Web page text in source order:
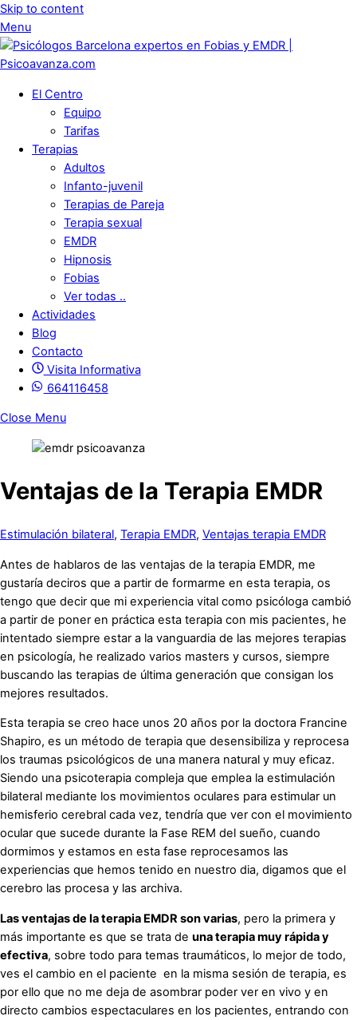
Skip to content
Menu
El Centro
Equipo
Tarifas
Terapias
Adultos
Infanto-juvenil
Terapias de Pareja
Terapia sexual
EMDR
Hipnosis
Fobias
Ver todas ..
Actividades
Blog
Contacto
Visita Informativa
664116458
Close Menu
Ventajas de la Terapia EMDR
Estimulación bilateral, Terapia EMDR, Ventajas terapia EMDR
Antes de hablaros de las ventajas de la terapia EMDR, me
gustaría deciros que a partir de formarme en esta terapia, os
tengo que decir que mi experiencia vital como psicóloga cambió
a partir de poner en práctica esta terapia con mis pacientes, he
intentado siempre estar a la vanguardia de las mejores terapias
en psicología, he realizado varios masters y cursos, siempre
buscando las terapias de última generación que consigan los
mejores resultados.
Esta terapia se creo hace unos 20 años por la doctora Francine
Shapiro, es un método de terapia que desensibiliza y reprocesa
los traumas psicológicos de una manera natural y muy eficaz.
Siendo una psicoterapia compleja que emplea la estimulación
bilateral mediante los movimientos oculares para estimular un
hemisferio cerebral cada vez, tendría que ver con el movimiento
ocular que sucede durante la Fase REM del sueño, cuando
dormimos y estamos en esta fase reprocesamos las
experiencias que hemos tenido en nuestro dia, digamos que el
cerebro las procesa y las archiva.
Las ventajas de la terapia EMDR son varias, pero la primera y
más importante es que se trata de una terapia muy rápida y
efectiva, sobre todo para temas traumáticos, lo mejor de todo,
ves el cambio en el paciente en la misma sesión de terapia, es
por ello que no me deja de asombrar poder ver en vivo y en
directo cambios espectaculares en los pacientes, entrando con